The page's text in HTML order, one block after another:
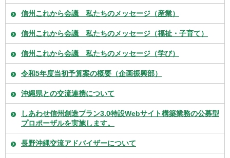
信州これから会議 私たちのメッセージ（産業）
信州これから会議 私たちのメッセージ（福祉・子育て）
信州これから会議 私たちのメッセージ（学び）
令和5年度当初予算案の概要（企画振興部）
沖縄県との交流連携について
しあわせ信州創造プラン3.0特設Webサイト構築業務の公募型
プロポーザルを実施します。
長野沖縄交流アドバイザーについて